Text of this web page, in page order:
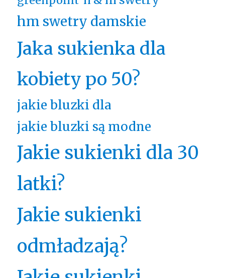
hm swetry damskie
Jaka sukienka dla
kobiety po 50?
jakie bluzki dla
jakie bluzki są modne
Jakie sukienki dla 30
latki?
Jakie sukienki
odmładzają?